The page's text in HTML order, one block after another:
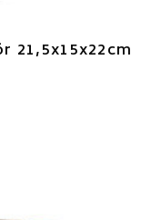
21,5x15x22cm